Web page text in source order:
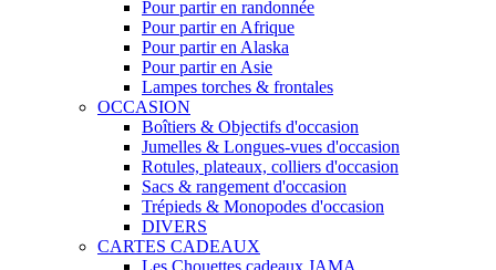
Pour partir en randonnée
Pour partir en Afrique
Pour partir en Alaska
Pour partir en Asie
Lampes torches & frontales
OCCASION
Boîtiers & Objectifs d'occasion
Jumelles & Longues-vues d'occasion
Rotules, plateaux, colliers d'occasion
Sacs & rangement d'occasion
Trépieds & Monopodes d'occasion
DIVERS
CARTES CADEAUX
Les Chouettes cadeaux JAMA